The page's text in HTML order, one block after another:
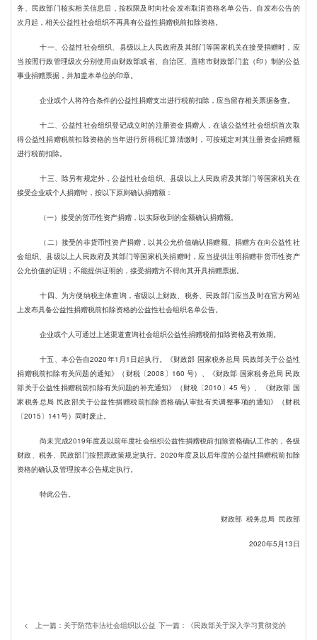
务、民政部门核实相关信息后，按权限及时向社会发布取消资格名单公告。自发布公告的
次月起，相关公益性社会组织不再具有公益性捐赠税前扣除资格。
十一、公益性社会组织、县级以上人民政府及其部门等国家机关在接受捐赠时，应
当按照行政管理级次分别使用由财政部或省、自治区、直辖市财政部门监（印）制的公益
事业捐赠票据，并加盖本单位的印章。
企业或个人将符合条件的公益性捐赠支出进行税前扣除，应当留存相关票据备查。
十二、公益性社会组织登记成立时的注册资金捐赠人，在该公益性社会组织首次取
得公益性捐赠税前扣除资格的当年进行所得税汇算清缴时，可按规定对其注册资金捐赠额
进行税前扣除。
十三、除另有规定外，公益性社会组织、县级以上人民政府及其部门等国家机关在
接受企业或个人捐赠时，按以下原则确认捐赠额：
（一）接受的货币性资产捐赠，以实际收到的金额确认捐赠额。
（二）接受的非货币性资产捐赠，以其公允价值确认捐赠额。捐赠方在向公益性社
会组织、县级以上人民政府及其部门等国家机关捐赠时，应当提供注明捐赠非货币性资产
公允价值的证明；不能提供证明的，接受捐赠方不得向其开具捐赠票据。
十四、为方便纳税主体查询，省级以上财政、税务、民政部门应当及时在官方网站
上发布具备公益性捐赠税前扣除资格的公益性社会组织名单公告。
企业或个人可通过上述渠道查询社会组织公益性捐赠税前扣除资格及有效期。
十五、本公告自2020年1月1日起执行。《财政部 国家税务总局 民政部关于公益性
捐赠税前扣除有关问题的通知》（财税〔2008〕160 号）、《财政部 国家税务总局 民政
部关于公益性捐赠税前扣除有关问题的补充通知》（财税〔2010〕45 号）、《财政部 国
家税务总局 民政部关于公益性捐赠税前扣除资格确认审批有关调整事项的通知》（财税
〔2015〕141号）同时废止。
尚未完成2019年度及以前年度社会组织公益性捐赠税前扣除资格确认工作的，各级
财政、税务、民政部门按照原政策规定执行。2020年度及以后年度的公益性捐赠税前扣除
资格的确认及管理按本公告规定执行。
特此公告。
财政部 税务总局 民政部
2020年5月13日
< 上一篇： 关于防范非法社会组织以公益 下一篇：
《民政部关于深入学习贯彻党的